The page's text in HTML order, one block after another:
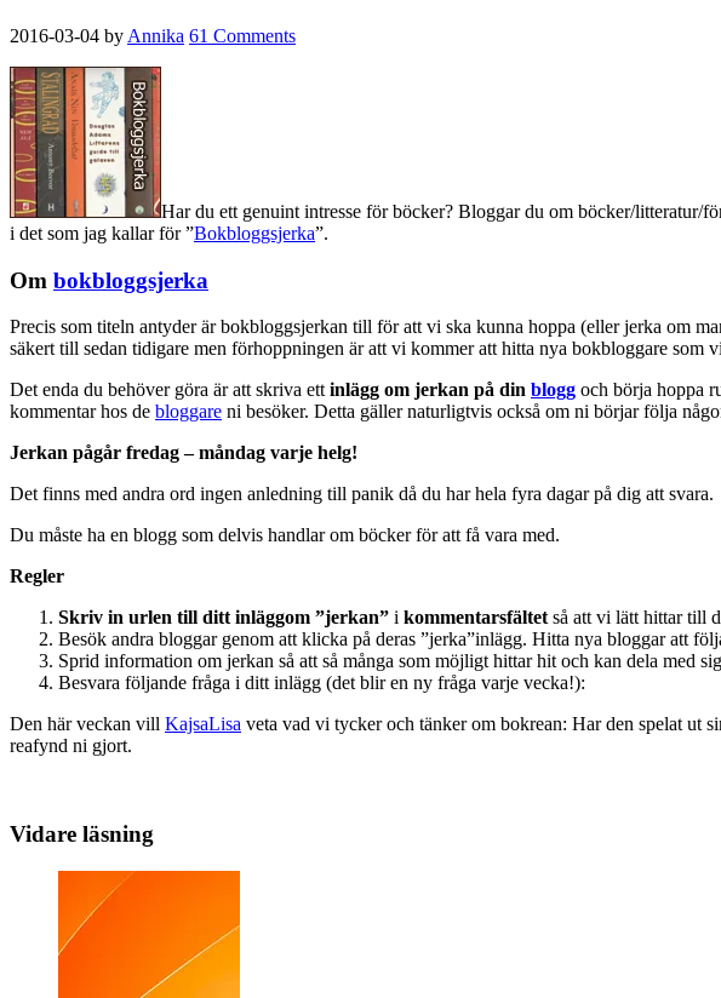
2016-03-04 by Annika 61 Comments
Har du ett genuint intresse för böcker? Bloggar du om böcker/litteratur/
i det som jag kallar för ”Bokbloggsjerka”.
Om bokbloggsjerka
Precis som titeln antyder är bokbloggsjerkan till för att vi ska kunna hoppa (eller jerka om
säkert till sedan tidigare men förhoppningen är att vi kommer att hitta nya bokbloggare som
Det enda du behöver göra är att skriva ett inlägg om jerkan på din blogg och börja hoppa
kommentar hos de bloggare ni besöker. Detta gäller naturligtvis också om ni börjar följa
Jerkan pågår fredag – måndag varje helg!
Det finns med andra ord ingen anledning till panik då du har hela fyra dagar på dig att
Du måste ha en blogg som delvis handlar om böcker för att få vara med.
Regler
Skriv in urlen till ditt inläggom ”jerkan” i kommentarsfältet så att vi lätt hittar till
Besök andra bloggar genom att klicka på deras ”jerka”inlägg. Hitta nya bloggar att
Sprid information om jerkan så att så många som möjligt hittar hit och kan dela med
Besvara följande fråga i ditt inlägg (det blir en ny fråga varje vecka!):
Den här veckan vill KajsaLisa veta vad vi tycker och tänker om bokrean: Har den spelat ut
reafynd ni gjort.
Vidare läsning